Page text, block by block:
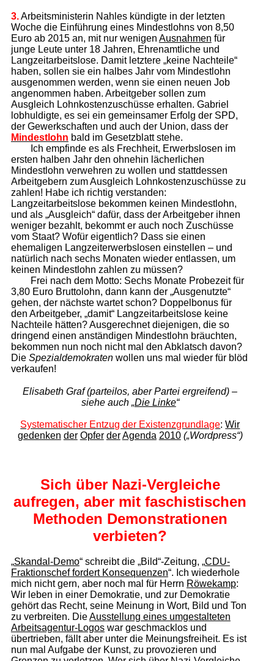
3.Arbeitsministerin Nahles kündigte in der letzten
Woche die Einführung eines Mindestlohns von 8,50
Euro ab 2015 an, mit nur wenigen Ausnahmen für
junge Leute unter 18 Jahren, Ehrenamtliche und
Langzeitarbeitslose. Damit letztere „kei­ne Nachteile“
haben, sollen sie ein halbes Jahr vom Mindestlohn
ausgenommen werden, wenn sie einen neuen Job
angenommen haben. Arbeitgeber sollen zum
Ausgleich Lohnkostenzuschüsse erhalten. Gabriel
lobhuldigte, es sei ein gemeinsamer Erfolg der SPD,
der Gewerkschaften und auch der Union, dass der
Min­dest­lohn bald im Gesetzblatt stehe.
Ich empfinde es als Frechheit, Erwerbslosen im
ersten halben Jahr den ohnehin lächerlichen
Mindestlohn verwehren zu wollen und stattdessen
Arbeitgebern zum Ausgleich Lohnkostenzuschüsse zu
zahlen! Habe ich richtig verstanden:
Langzeitarbeitslose bekommen keinen Mindestlohn,
und als „Ausgleich“ dafür, dass der Arbeitgeber ihnen
weniger bezahlt, bekommt er auch noch Zuschüsse
vom Staat? Wofür eigentlich? Dass sie einen
ehemaligen Langzeiterwerbslosen einstellen – und
natürlich nach sechs Monaten wieder entlassen, um
keinen Mindestlohn zahlen zu müssen?
Frei nach dem Motto: Sechs Monate Probezeit für
3,80 Euro Bruttolohn, dann kann der „Ausgenutzte“
gehen, der nächste wartet schon? Doppelbonus für
den Arbeitgeber, „damit“ Langzeitarbeitslose keine
Nachteile hätten? Ausgerechnet diejenigen, die so
dringend einen anständigen Mindestlohn bräuchten,
bekommen nun noch nicht mal den Abklatsch davon?
Die Spezialdemokratenwollen uns mal wieder für blöd
verkaufen!
Elisabeth Graf (parteilos, aber Partei ergreifend) –
siehe auch „Die Linke“
Systematischer Entzug der Existenzgrundlage:Wir
gedenken der Opfer derAgenda 2010 („Wordpress“)
Sich über Nazi-Vergleiche
aufregen, aber mit faschistischen
Methoden Demonstrationen
verbieten?
„Skandal-Demo“ schreibt die „Bild“-Zeitung, „CDU-
Fraktionschef fordert Kon­se­quen­zen“. Ich wiederhole
mich nicht gern, aber noch mal für Herrn Röwekamp:
Wir leben in einer Demokratie, und zur Demokratie
gehört das Recht, seine Meinung in Wort, Bild und Ton
zu verbreiten. DieAusstellung eines umgestalteten
Arbeitsagentur-Logoswar geschmacklos und
übertrieben, fällt aber unter die Meinungsfreiheit. Es ist
nun mal Aufgabe der Kunst, zu provozieren und